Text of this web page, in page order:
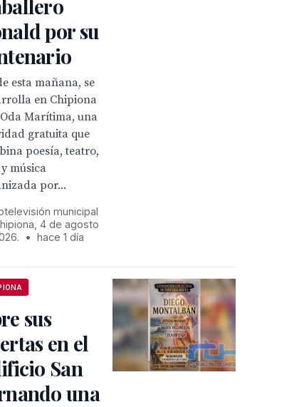
por su
esta mañana, se
en Chipiona
Marítima, una
gratuita que
poesía, teatro,
música
por...
municipal
4 de agosto
• hace 1 día
sus
en el
San
una